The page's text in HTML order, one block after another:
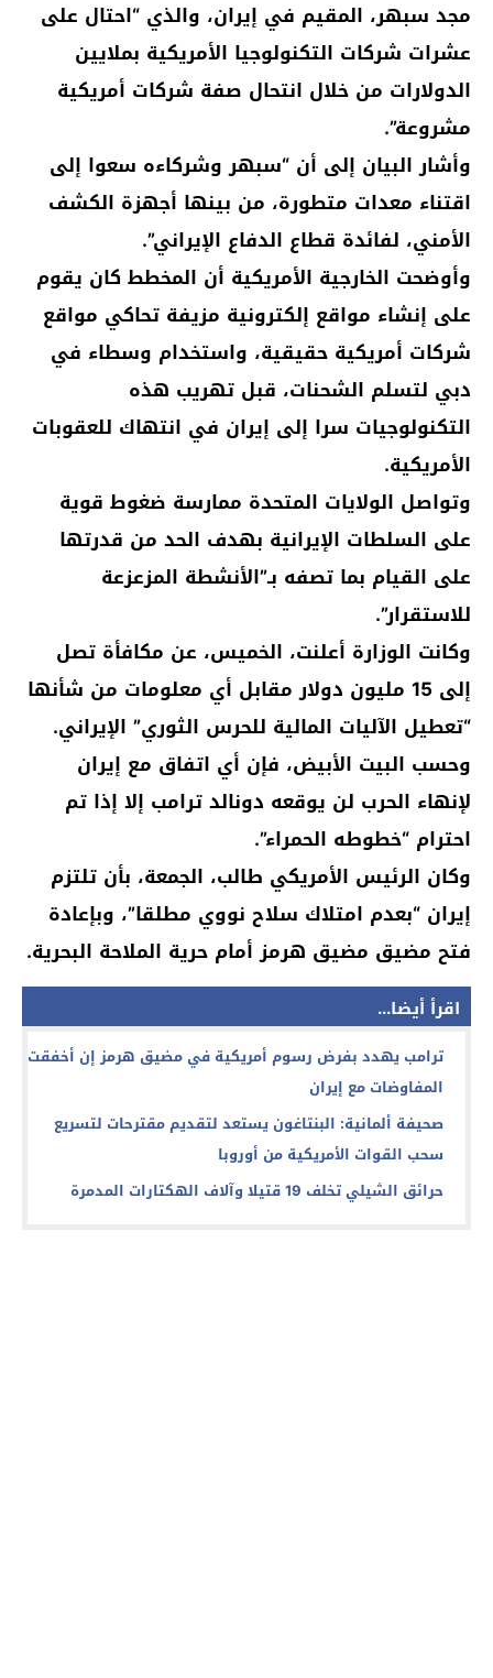
مجد سبهر، المقيم في إيران، والذي “احتال على
عشرات شركات التكنولوجيا الأمريكية بملايين
الدولارات من خلال انتحال صفة شركات أمريكية
مشروعة”.
وأشار البيان إلى أن “سبهر وشركاءه سعوا إلى
اقتناء معدات متطورة، من بينها أجهزة الكشف
الأمني، لفائدة قطاع الدفاع الإيراني”.
وأوضحت الخارجية الأمريكية أن المخطط كان يقوم
على إنشاء مواقع إلكترونية مزيفة تحاكي مواقع
شركات أمريكية حقيقية، واستخدام وسطاء في
دبي لتسلم الشحنات، قبل تهريب هذه
التكنولوجيات سرا إلى إيران في انتهاك للعقوبات
الأمريكية.
وتواصل الولايات المتحدة ممارسة ضغوط قوية
على السلطات الإيرانية بهدف الحد من قدرتها
على القيام بما تصفه بـ”الأنشطة المزعزعة
للاستقرار”.
وكانت الوزارة أعلنت، الخميس، عن مكافأة تصل
إلى 15 مليون دولار مقابل أي معلومات من شأنها
“تعطيل الآليات المالية للحرس الثوري” الإيراني.
وحسب البيت الأبيض، فإن أي اتفاق مع إيران
لإنهاء الحرب لن يوقعه دونالد ترامب إلا إذا تم
احترام “خطوطه الحمراء”.
وكان الرئيس الأمريكي طالب، الجمعة، بأن تلتزم
إيران “بعدم امتلاك سلاح نووي مطلقا”، وبإعادة
فتح مضيق مضيق هرمز أمام حرية الملاحة البحرية.
اقرأ أيضا...
ترامب يهدد بفرض رسوم أمريكية في مضيق هرمز إن أخفقت
المفاوضات مع إيران
صحيفة ألمانية: البنتاغون يستعد لتقديم مقترحات لتسريع
سحب القوات الأمريكية من أوروبا
حرائق الشيلي تخلف 19 قتيلا وآلاف الهكتارات المدمرة